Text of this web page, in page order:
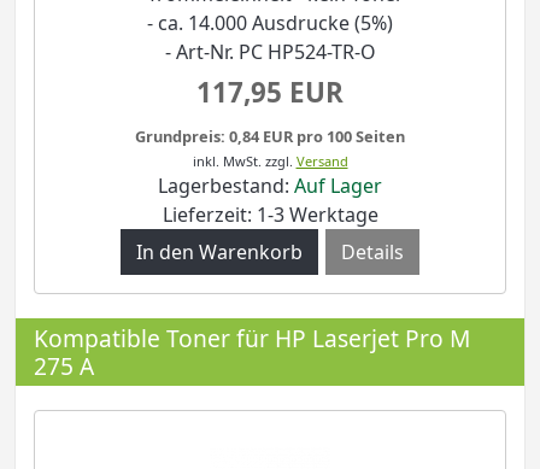
- ca. 14.000 Ausdrucke (5%)
- Art-Nr. PC HP524-TR-O
117,95 EUR
Grundpreis: 0,84 EUR pro 100 Seiten
inkl. MwSt. zzgl. Versand
Lagerbestand: Auf Lager
Lieferzeit: 1-3 Werktage
Details
Kompatible Toner für HP Laserjet Pro M
275 A